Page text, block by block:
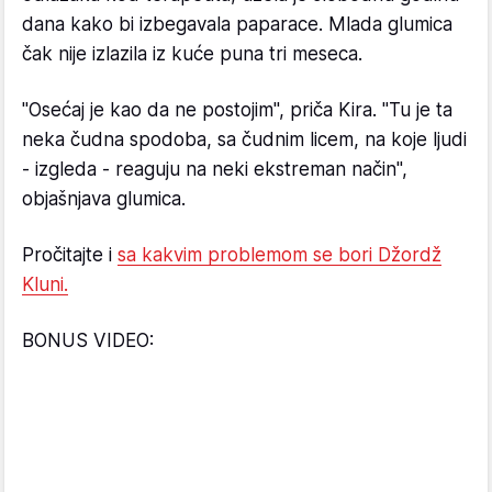
dana kako bi izbegavala paparace. Mlada glumica
čak nije izlazila iz kuće puna tri meseca.
"Osećaj je kao da ne postojim", priča Kira. "Tu je ta
neka čudna spodoba, sa čudnim licem, na koje ljudi
- izgleda - reaguju na neki ekstreman način",
objašnjava glumica.
Pročitajte i sa kakvim problemom se bori Džordž
Kluni.
BONUS VIDEO: